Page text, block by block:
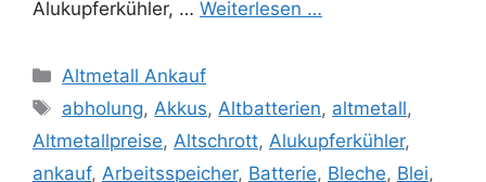
Alukupferkühler, … Weiterlesen …
Kategorien
Altmetall Ankauf
Schlagwörter
abholung, Akkus, Altbatterien, altmetall,
Altmetallpreise, Altschrott, Alukupferkühler,
ankauf, Arbeitsspeicher, Batterie, Bleche, Blei,